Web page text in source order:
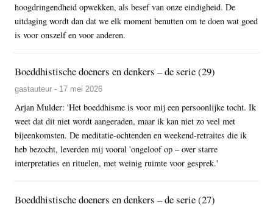
hoogdringendheid opwekken, als besef van onze eindigheid. De
uitdaging wordt dan dat we elk moment benutten om te doen wat goed
is voor onszelf en voor anderen.
Boeddhistische doeners en denkers – de serie (29)
gastauteur - 17 mei 2026
Arjan Mulder: 'Het boeddhisme is voor mij een persoonlijke tocht. Ik
weet dat dit niet wordt aangeraden, maar ik kan niet zo veel met
bijeenkomsten. De meditatie-ochtenden en weekend-retraites die ik
heb bezocht, leverden mij vooral 'ongeloof op – over starre
interpretaties en rituelen, met weinig ruimte voor gesprek.'
Boeddhistische doeners en denkers – de serie (27)